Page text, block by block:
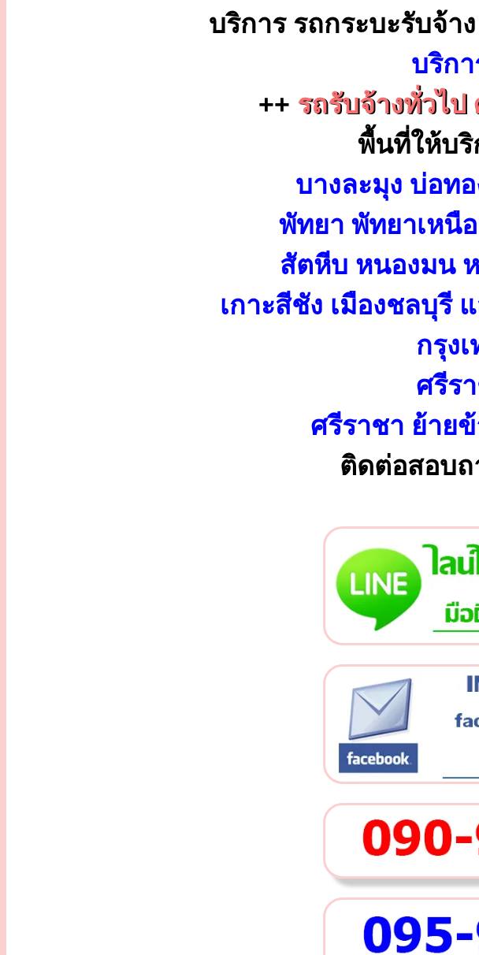
บริการ รถกระบะรับจ้า
บริก
++ รถรับจ้างทั่วไป
พื้นที่ให้บริ
บางละมุง บ่อท
พัทยา พัทยาเหนื
สัตหีบ หนองมน
เกาะสีชัง เมืองชลบุรี
กรุง
ศรีร
ศรีราชา ย้าย
ติดต่อสอบถ